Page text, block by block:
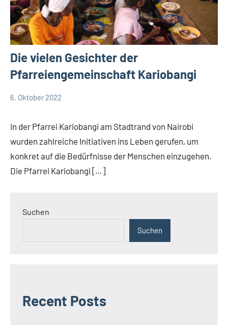
Die vielen Gesichter der
Pfarreiengemeinschaft Kariobangi
6. Oktober 2022
In der Pfarrei Kariobangi am Stadtrand von Nairobi
wurden zahlreiche Initiativen ins Leben gerufen, um
konkret auf die Bedürfnisse der Menschen einzugehen.
Die Pfarrei Kariobangi […]
Suchen
Suchen
Recent Posts